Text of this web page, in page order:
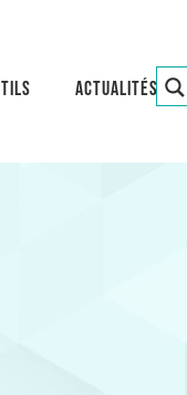
Actualités